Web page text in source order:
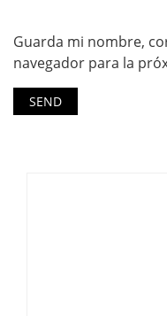
Guarda mi nombre,
navegador para la